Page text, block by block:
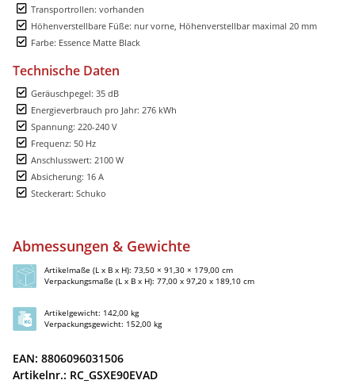
Transportrollen: vorhanden
Höhenverstellbare Füße: nur vorne, Höhenverstellbar maximal 20 mm
Farbe: Essence Matte Black
Technische Daten
Geräuschpegel: 35 dB
Energieverbrauch pro Jahr: 276 kWh
Spannung: 220-240 V
Frequenz: 50 Hz
Anschlusswert: 2100 W
Absicherung: 16 A
Steckerart: Schuko
Abmessungen & Gewichte
Artikelmaße (L x B x H): 73,50 × 91,30 × 179,00 cm
Verpackungsmaße (L x B x H): 77,00 x 97,20 x 189,10 cm
Artikelgewicht: 142,00 kg
Verpackungsgewicht: 152,00 kg
EAN: 8806096031506
Artikelnr.: RC_GSXE90EVAD